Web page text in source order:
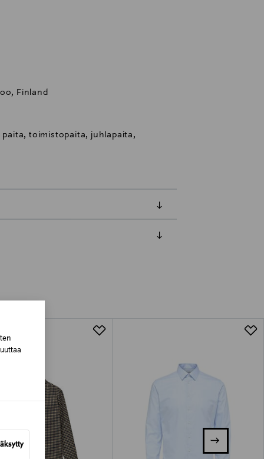
Finland
toimistopaita, juhlapaita,
valittuun osoitteeseen.